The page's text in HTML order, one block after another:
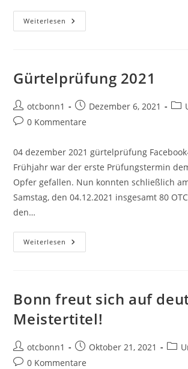
Weiterlesen Taekwondo
Schnupperkurs
Gürtelprüfung 2021
Beitrags-
Autor:
otcbonn1
Beitrag
veröffentlicht:
Dezember 6, 2021
Beitrags-
0 Kommentare
04 dezember 2021 gürtelprüfung
Frühjahr war der erste Prüfungstermin
Opfer gefallen. Nun konnten schließlich
Samstag, den 04.12.2021 insgesamt 80
den…
Weiterlesen Gürtelprüfung
2021
Bonn freut sich auf
Meistertitel!
Beitrags-
Autor:
otcbonn1
Beitrag
veröffentlicht:
Oktober 21, 2021
Beitrags-
0 Kommentare